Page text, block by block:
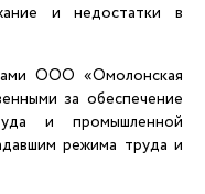
и недостатки в
ООО «Омолонская
за обеспечение
и промышленной
режима труда и